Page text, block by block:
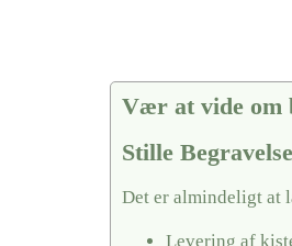
Vær at vide om
Stille
Det er almindeligt at
Levering af